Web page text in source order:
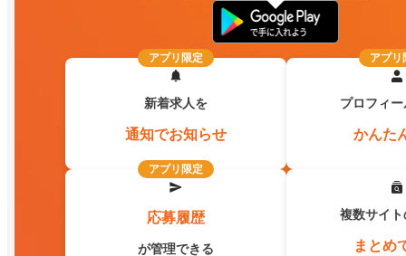
アプリ限定
新着求人を
通知でお知らせ
アプリ
プロフィ
かんた
アプリ限定
応募履歴
が管理できる
複数サイ
まとめ